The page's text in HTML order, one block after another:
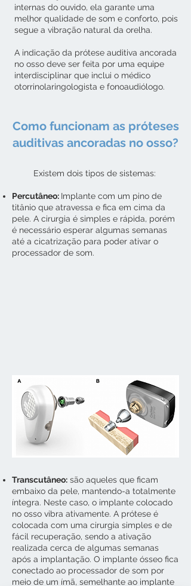
internas do ouvido, ela garante uma
melhor qualidade de som e conforto, pois
segue a vibração natural da orelha.
A indicação da prótese auditiva ancorada
no osso deve ser feita por uma equipe
interdisciplinar que inclui o médico
otorrinolaringologista e fonoaudiólogo.
Como funcionam as próteses
auditivas ancoradas no osso?
Existem dois tipos de sistemas:
Percutâneo: Implante com um pino de
titânio que atravessa e fica em cima da
pele. A cirurgia é simples e rápida, porém
é necessário esperar algumas semanas
até a cicatrização para poder ativar o
processador de som.
– Ponto (Oticon Medical)
– BAHA (Cochlear)
Transcutâneo: são aqueles que ficam
embaixo da pele, mantendo-a totalmente
íntegra. Neste caso, o implante colocado
no osso vibra ativamente. A prótese é
colocada com uma cirurgia simples e de
fácil recuperação, sendo a ativação
realizada cerca de algumas semanas
após a implantação. O implante ósseo fica
conectado ao processador de som por
meio de um ímã, semelhante ao implante